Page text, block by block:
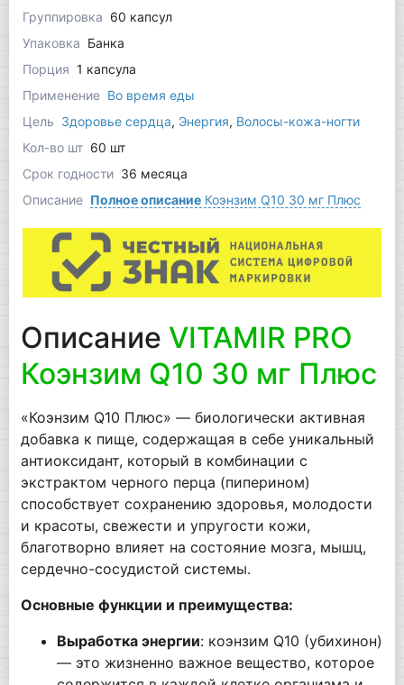
Группировка 60 капсул
Упаковка Банка
Порция 1 капсула
Применение Во время еды
Цель Здоровье сердца, Энергия, Волосы-кожа-ногти
Кол-во шт 60 шт
Срок годности 36 месяца
Описание Полное описаниеКоэнзим Q10 30 мг Плюс
Описание VITAMIR PRO
Коэнзим Q10 30 мг Плюс
«Коэнзим Q10 Плюс» — биологически активная
добавка к пище, содержащая в себе уникальный
антиоксидант, который в комбинации с
экстрактом черного перца (пиперином)
способствует сохранению здоровья, молодости
и красоты, свежести и упругости кожи,
благотворно влияет на состояние мозга, мышц,
сердечно-сосудистой системы.
Основные функции и преимущества:
Выработка энергии: коэнзим Q10 (убихинон)
— это жизненно важное вещество, которое